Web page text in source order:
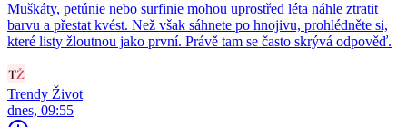
Muškáty, petúnie nebo surfinie mohou uprostřed léta náhle ztratit
barvu a přestat kvést. Než však sáhnete po hnojivu, prohlédněte si,
které listy žloutnou jako první. Právě tam se často skrývá odpověď.
Trendy Život
dnes, 09:55